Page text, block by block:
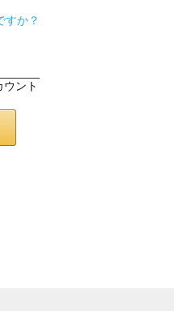
すか？
ント